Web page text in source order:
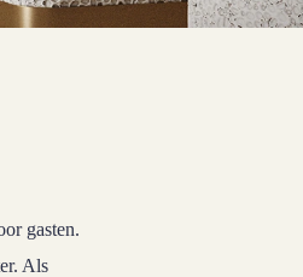
gasten.
Als